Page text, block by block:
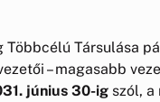
Többcélú Társulása
– magasabb
június 30-ig szól, a